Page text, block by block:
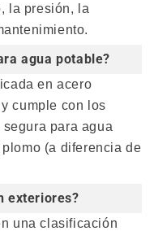
la presión, la
agua potable?
en acero
cumple con los
para agua
(a diferencia de
exteriores?
una clasificación